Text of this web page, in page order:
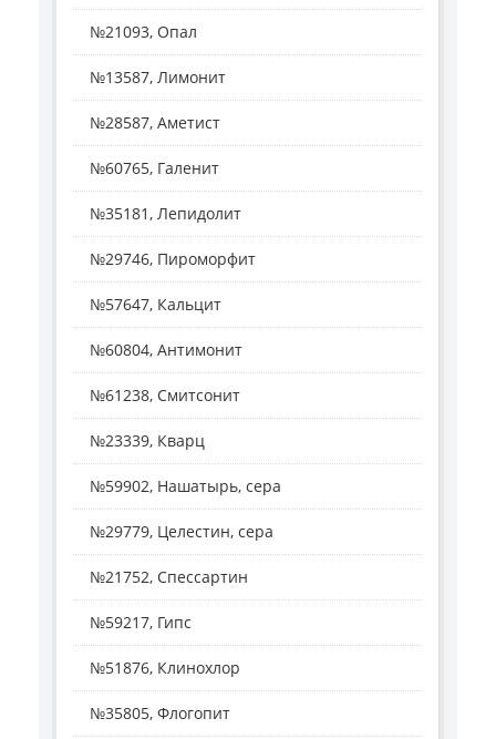
№21093, Опал
№13587, Лимонит
№28587, Аметист
№60765, Галенит
№35181, Лепидолит
№29746, Пироморфит
№57647, Кальцит
№60804, Антимонит
№61238, Смитсонит
№23339, Кварц
№59902, Нашатырь, сера
№29779, Целестин, сера
№21752, Спессартин
№59217, Гипс
№51876, Клинохлор
№35805, Флогопит